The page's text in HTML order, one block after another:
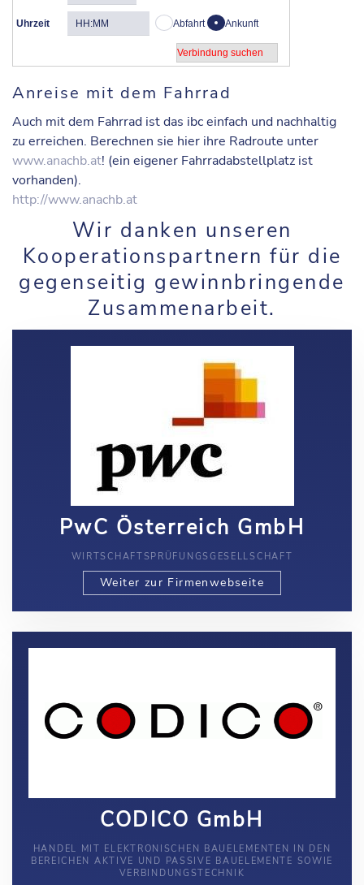
Uhrzeit Abfahrt Ankunft
Anreise mit dem Fahrrad
Auch mit dem Fahrrad ist das ibc einfach und nachhaltig
zu erreichen. Berechnen sie hier ihre Radroute unter
www.anachb.at! (ein eigener Fahrradabstellplatz ist
vorhanden).
http://www.anachb.at
Wir danken unseren
Kooperationspartnern für die
gegenseitig gewinnbringende
Zusammenarbeit.
PwC Österreich GmbH
WIRTSCHAFTSPRÜFUNGSGESELLSCHAFT
Weiter zur Firmenwebseite
CODICO GmbH
HANDEL MIT ELEKTRONISCHEN BAUELEMENTEN IN DEN
BEREICHEN AKTIVE UND PASSIVE BAUELEMENTE SOWIE
VERBINDUNGSTECHNIK